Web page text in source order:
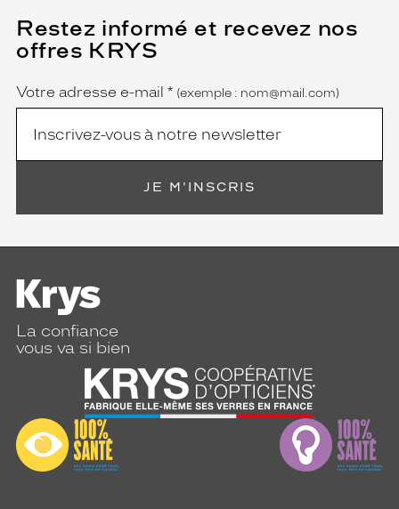
Restez informé et recevez nos
offres KRYS
Name
Votre adresse e-mail *
(Ce
champ
est
obligatoire)
(exemple : nom@mail.com)
JE M'INSCRIS
La confiance
vous va si bien